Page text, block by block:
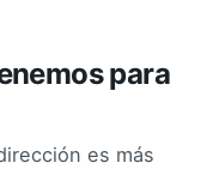
para
es más